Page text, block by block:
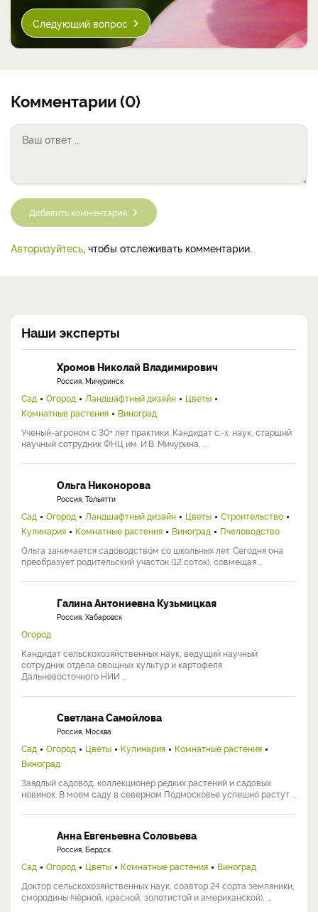
Следующий вопрос
Комментарии (0)
Добавить комментарий
Авторизуйтесь, чтобы отслеживать комментарии.
Наши эксперты
Хромов Николай Владимирович
Россия, Мичуринск
Сад Огород Ландшафтный дизайн
Цветы
Комнатные растения
Виноград
Ученый-агроном с 30+ лет практики. Кандидат с.-х. наук, старший
научный сотрудник ФНЦ им. И.В. Мичурина, ...
Ольга Никонорова
Россия, Тольятти
Сад Огород Ландшафтный дизайн Цветы
Строительство
Кулинария
Комнатные растения Виноград
Пчеловодство
Ольга занимается садоводством со школьных лет. Сегодня она
преобразует родительский участок (12 соток), совмещая ...
Галина Антониевна Кузьмицкая
Россия, Хабаровск
Огород
Кандидат сельскохозяйственных наук, ведущий научный
сотрудник отдела овощных культур и картофеля
Дальневосточного НИИ ...
Светлана Самойлова
Россия, Москва
Сад Огород Цветы Кулинария
Комнатные растения
Виноград
Заядлый садовод, коллекционер редких растений и садовых
новинок. В моем саду в северном Подмосковье успешно растут ...
Анна Евгеньевна Соловьева
Россия, Бердск
Сад Огород Цветы Комнатные растения
Виноград
Доктор сельскохозяйственных наук, соавтор 24 сорта земляники,
смородины (чёрной, красной, золотистой и американской), ...